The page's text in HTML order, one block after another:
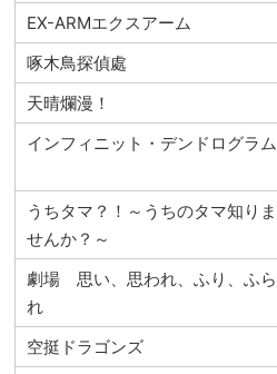
EX-ARMエクスアーム
啄木鳥探偵處
天晴爛漫！
インフィニット・デンドログラム
うちタマ？！～うちのタマ知りま
せんか？～
劇場 思い、思われ、ふり、ふら
れ
空挺ドラゴンズ